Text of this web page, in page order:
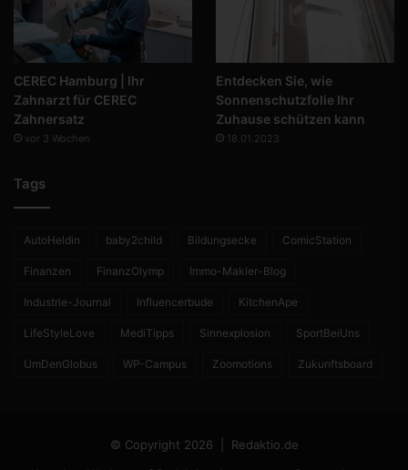
CEREC Hamburg | Ihr
Zahnarzt für CEREC
Zahnersatz
vor 3 Wochen
Entdecken Sie, wie
Sonnenschutzfolie Ihr
Zuhause schützen kann
18.01.2023
Tags
AutoHeldin baby2child Bildungsecke ComicStation
Finanzen FinanzOlymp Immo-Makler-Blog
Industrie-Journal Influencerbude KitchenApe
LifeStyleLove MediTipps Sinnexplosion SportBeiUns
UmDenGlobus WP-Campus Zoomotions Zukunftsboard
© Copyright 2026 | Redaktio.de